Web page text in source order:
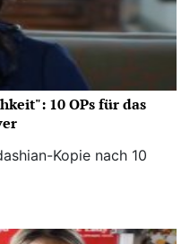
10 OPs für das
Kopie nach 10